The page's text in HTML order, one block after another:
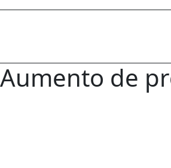
Aumento de